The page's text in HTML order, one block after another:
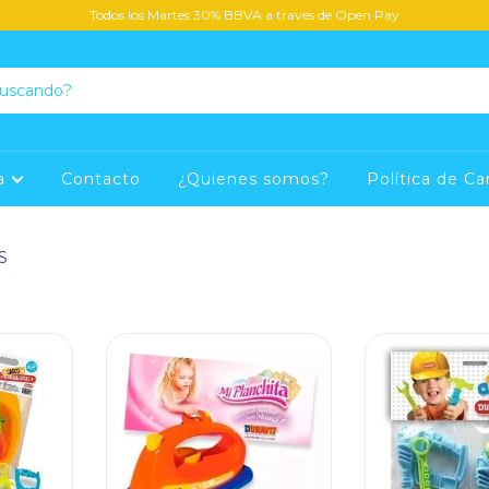
Todos los Martes 30% BBVA a traves de Open Pay
Contacto ¿Quienes somos? Política de